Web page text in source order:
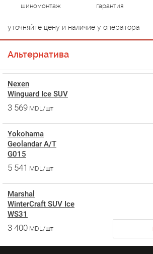
шиномонтаж
гарантия
уточняйте цену и наличие у оператора
Альтернатива
Nexen
Winguard Ice SUV
3 569 MDL/шт
Yokohama
Geolandar A/T
G015
5 541 MDL/шт
Marshal
WinterCraft SUV Ice
WS31
3 400 MDL/шт